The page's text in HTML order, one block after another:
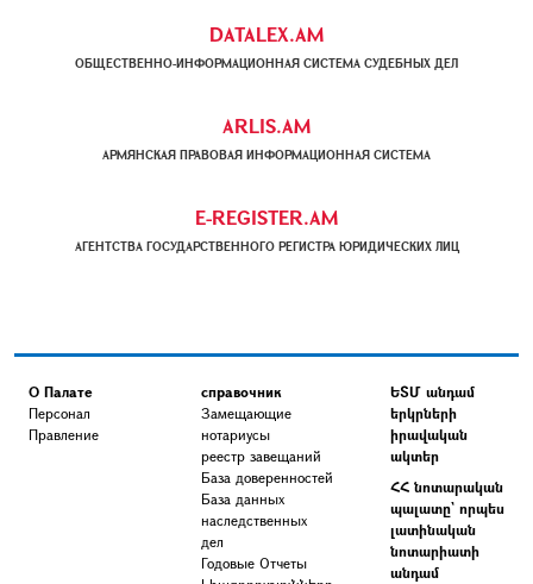
DATALEX.AM
ОБЩЕСТВЕННО-ИНФОРМАЦИОННАЯ СИСТЕМА СУДЕБНЫХ ДЕЛ
ARLIS.AM
АРМЯНСКАЯ ПРАВОВАЯ ИНФОРМАЦИОННАЯ СИСТЕМА
E-REGISTER.AM
АГЕНТСТВА ГОСУДАРСТВЕННОГО РЕГИСТРА ЮРИДИЧЕСКИХ ЛИЦ
О Палате
Персонал
Правление
справочник
Замещающие
нотариусы
реестр завещаний
База доверенностей
База данных
наследственных
дел
Годовые Отчеты
ԵՏՄ անդամ
երկրների
իրավական
ակտեր
ՀՀ նոտարական
պալատը` որպես
լատինական
նոտարիատի
անդամ